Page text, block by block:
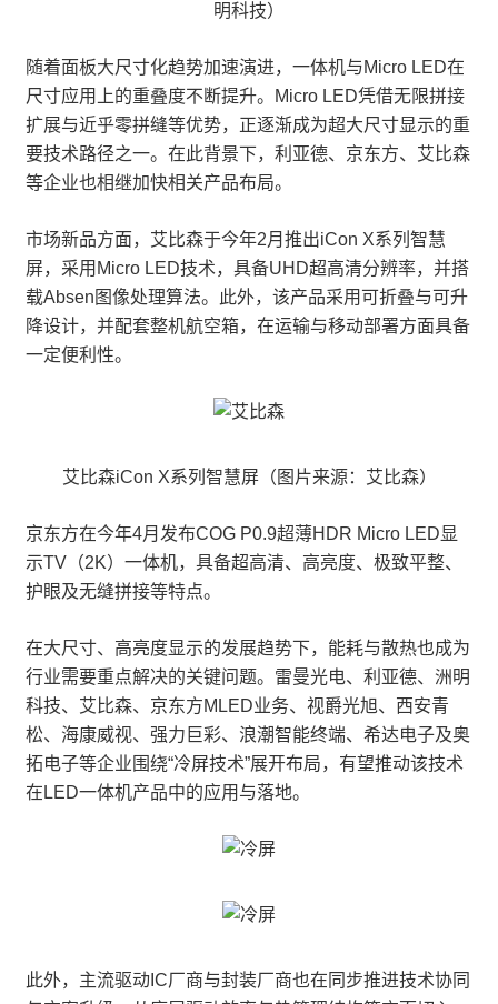
明科技）
随着面板大尺寸化趋势加速演进，一体机与Micro LED在
尺寸应用上的重叠度不断提升。Micro LED凭借无限拼接
扩展与近乎零拼缝等优势，正逐渐成为超大尺寸显示的重
要技术路径之一。在此背景下，利亚德、京东方、艾比森
等企业也相继加快相关产品布局。
市场新品方面，艾比森于今年2月推出iCon X系列智慧
屏，采用Micro LED技术，具备UHD超高清分辨率，并搭
载Absen图像处理算法。此外，该产品采用可折叠与可升
降设计，并配套整机航空箱，在运输与移动部署方面具备
一定便利性。
艾比森iCon X系列智慧屏（图片来源：艾比森）
京东方在今年4月发布COG P0.9超薄HDR Micro LED显
示TV（2K）一体机，具备超高清、高亮度、极致平整、
护眼及无缝拼接等特点。
在大尺寸、高亮度显示的发展趋势下，能耗与散热也成为
行业需要重点解决的关键问题。雷曼光电、利亚德、洲明
科技、艾比森、京东方MLED业务、视爵光旭、西安青
松、海康威视、强力巨彩、浪潮智能终端、希达电子及奥
拓电子等企业围绕“冷屏技术”展开布局，有望推动该技术
在LED一体机产品中的应用与落地。
此外，主流驱动IC厂商与封装厂商也在同步推进技术协同